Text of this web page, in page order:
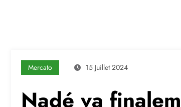
Mercato 15 Juillet 2024
Nadé va